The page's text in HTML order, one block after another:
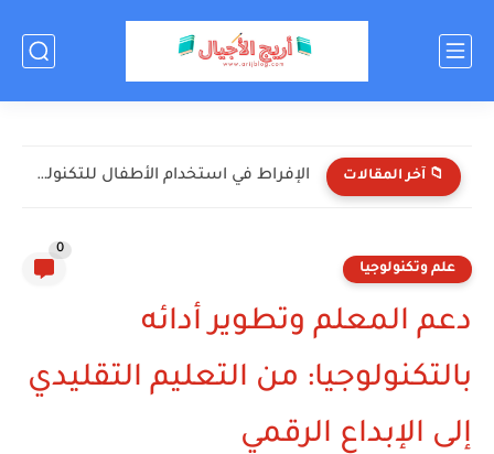
📁 آخر المقالات الإفراط في استخدام الأطفال للتكنولوجيا: الأضرار والحلول
علم وتكنولوجيا
0
دعم المعلم وتطوير أدائه
بالتكنولوجيا: من التعليم التقليدي
إلى الإبداع الرقمي